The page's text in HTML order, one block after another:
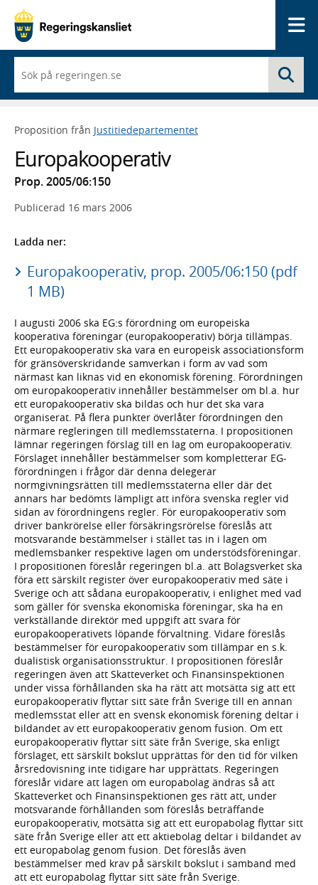
du
börjar
skriva
framträder
lista
med
sökförslag
Proposition från Justitiedepartementet
Europakooperativ
Prop. 2005/06:150
Publicerad 16 mars 2006
Ladda ner:
Europakooperativ, prop. 2005/06:150 (pdf
1 MB)
I augusti 2006 ska EG:s förordning om europeiska
kooperativa föreningar (europakooperativ) börja tillämpas.
Ett europakooperativ ska vara en europeisk associationsform
för gränsöverskridande samverkan i form av vad som
närmast kan liknas vid en ekonomisk förening. Förordningen
om europakooperativ innehåller bestämmelser om bl.a. hur
ett europakooperativ ska bildas och hur det ska vara
organiserat. På flera punkter överlåter förordningen den
närmare regleringen till medlemsstaterna. I propositionen
lämnar regeringen förslag till en lag om europakooperativ.
Förslaget innehåller bestämmelser som kompletterar EG-
förordningen i frågor där denna delegerar
normgivningsrätten till medlemsstaterna eller där det
annars har bedömts lämpligt att införa svenska regler vid
sidan av förordningens regler. För europakooperativ som
driver bankrörelse eller försäkringsrörelse föreslås att
motsvarande bestämmelser i stället tas in i lagen om
medlemsbanker respektive lagen om understödsföreningar.
I propositionen föreslår regeringen bl.a. att Bolagsverket ska
föra ett särskilt register över europakooperativ med säte i
Sverige och att sådana europakooperativ, i enlighet med vad
som gäller för svenska ekonomiska föreningar, ska ha en
verkställande direktör med uppgift att svara för
europakooperativets löpande förvaltning. Vidare föreslås
bestämmelser för europakooperativ som tillämpar en s.k.
dualistisk organisationsstruktur. I propositionen föreslår
regeringen även att Skatteverket och Finansinspektionen
under vissa förhållanden ska ha rätt att motsätta sig att ett
europakooperativ flyttar sitt säte från Sverige till en annan
medlemsstat eller att en svensk ekonomisk förening deltar i
bildandet av ett europakooperativ genom fusion. Om ett
europakooperativ flyttar sitt säte från Sverige, ska enligt
förslaget, ett särskilt bokslut upprättas för den tid för vilken
årsredovisning inte tidigare har upprättats. Regeringen
föreslår vidare att lagen om europabolag ändras så att
Skatteverket och Finansinspektionen ges rätt att, under
motsvarande förhållanden som föreslås beträffande
europakooperativ, motsätta sig att ett europabolag flyttar sitt
säte från Sverige eller att ett aktiebolag deltar i bildandet av
ett europabolag genom fusion. Det föreslås även
bestämmelser med krav på särskilt bokslut i samband med
att ett europabolag flyttar sitt säte från Sverige.